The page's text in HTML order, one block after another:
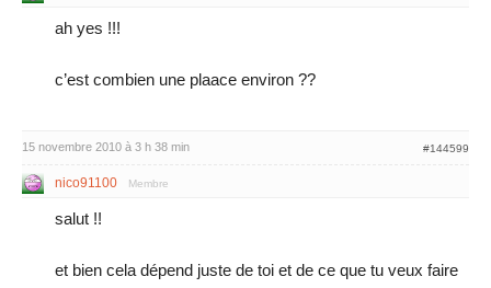
ah yes !!!
c’est combien une plaace environ ??
15 novembre 2010 à 3 h 38 min #144599
nico91100 Membre
salut !!
et bien cela dépend juste de toi et de ce que tu veux faire